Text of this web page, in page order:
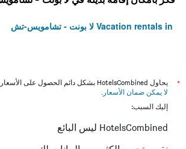
Vacation rentals in لا بونت - تشامويس-تش
*
يحاول HotelsCombined بشكل دائم الحصول على الأسعار الدقيقة، ولكن
لا يمكن ضمان الأسعار .
إليك السبب:
HotelsCombined ليس البائع